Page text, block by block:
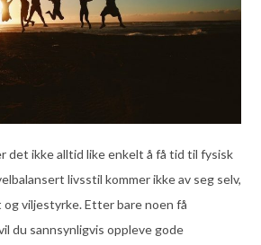
det ikke alltid like enkelt å få tid til fysisk
livsstil kommer ikke av seg selv,
og viljestyrke. Etter bare noen få
du sannsynligvis oppleve gode